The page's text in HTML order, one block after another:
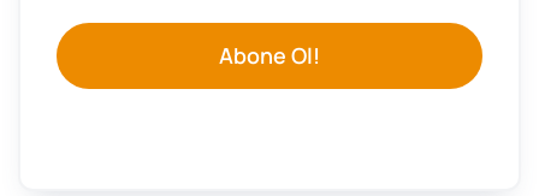
Abone Ol!